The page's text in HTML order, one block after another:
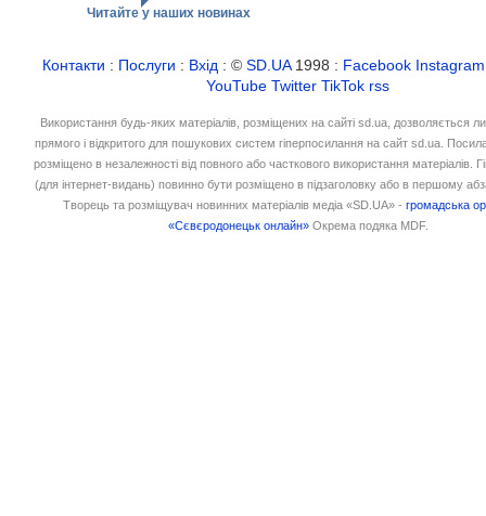
Читайте у наших новинах
Контакти : Послуги : Вхід : ©SD.UA1998 : Facebook Instagram
YouTube Twitter TikTok rss
Використання будь-яких матеріалів, розміщених на сайті sd.ua, дозволяється
прямого і відкритого для пошукових систем гіперпосилання на сайт sd.ua.
розміщено в незалежності від повного або часткового використання матеріалів.
(для інтернет-видань) повинно бути розміщено в підзаголовку або в першому
Творець та розміщувач новинних матеріалів медіа «SD.UA» -громадська
«Сєвєродонецьк онлайн» Окрема подяка MDF.